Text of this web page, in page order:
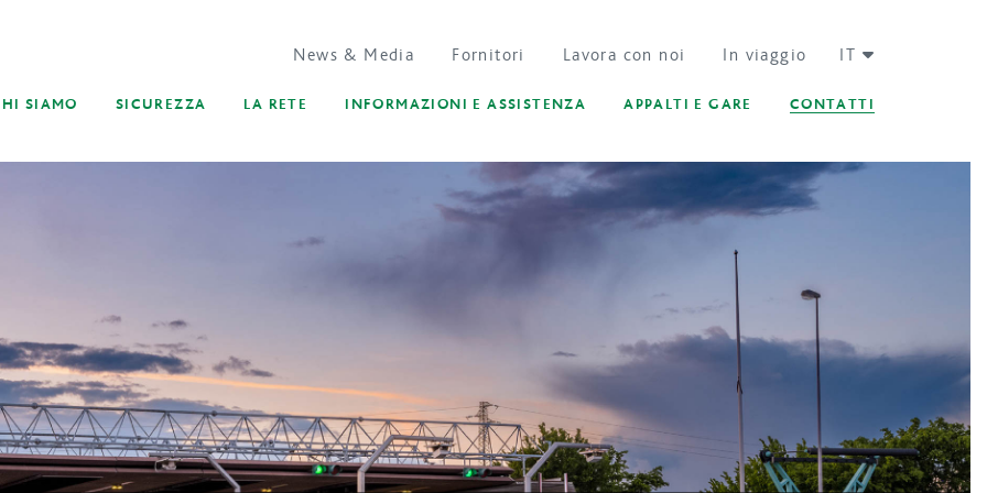
IT
News & Media Fornitori Lavora con noi In viaggio
SIAMO SICUREZZA LA RETE INFORMAZIONI E ASSISTENZA APPALTI E GARE CONTATTI